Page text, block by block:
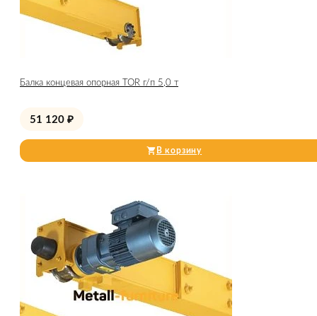
Балка концевая опорная TOR г/п 5,0 т
51 120 ₽
В корзину